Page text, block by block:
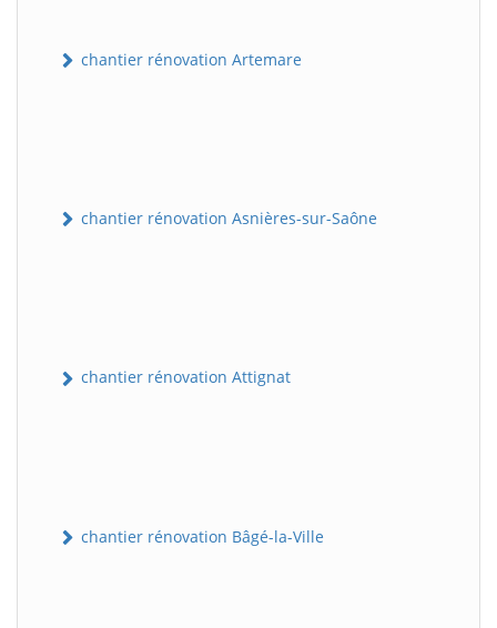
chantier rénovation Artemare
chantier rénovation Asnières-sur-Saône
chantier rénovation Attignat
chantier rénovation Bâgé-la-Ville